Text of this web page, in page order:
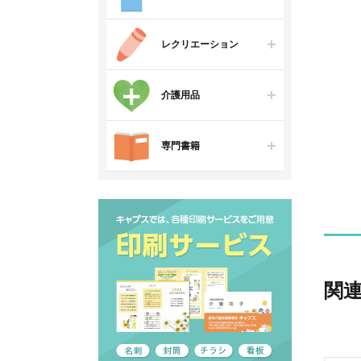
レクリエーション
介護用品
専門書籍
関